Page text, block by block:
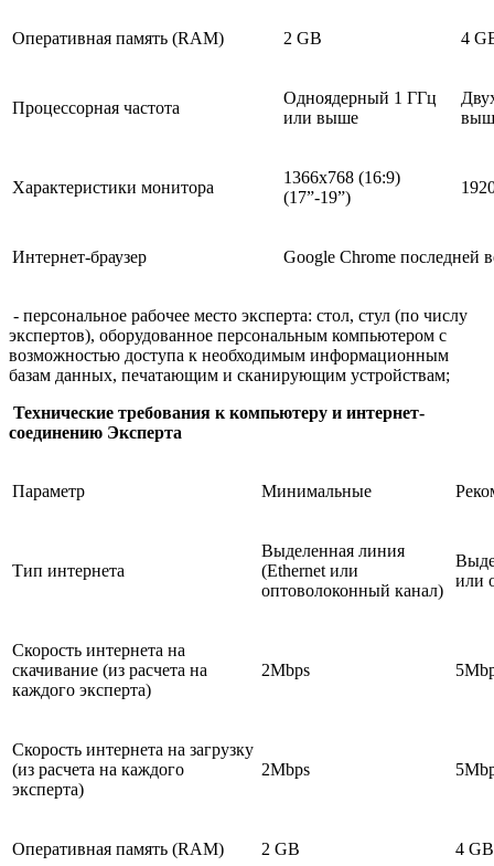
Оперативная память (RAM) 2 GB 4
Процессорная частота
Одноядерный 1 ГГц
или выше
Характеристики монитора
1366х768 (16:9)
(17”-19”)
Интернет-браузер Google Chrome последней
- персональное рабочее место эксперта: стол, стул (по числу
экспертов), оборудованное персональным компьютером с
возможностью доступа к необходимым информационным
базам данных, печатающим и сканирующим устройствам;
Технические требования к компьютеру и интернет-
соединению Эксперта
Параметр Минимальные
Тип интернета
Выделенная линия
(Ethernet или
оптоволоконный канал)
или
Скорость интернета на
скачивание (из расчета на
каждого эксперта)
2Mbps
Скорость интернета на загрузку
(из расчета на каждого
эксперта)
2Mbps
Оперативная память (RAM) 2 GB 4 GB